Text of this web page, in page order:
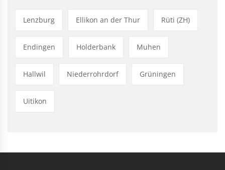
Lenzburg Ellikon an der Thur Rüti (ZH)
Endingen Holderbank Muhen
Hallwil Niederrohrdorf Grüningen
Uitikon